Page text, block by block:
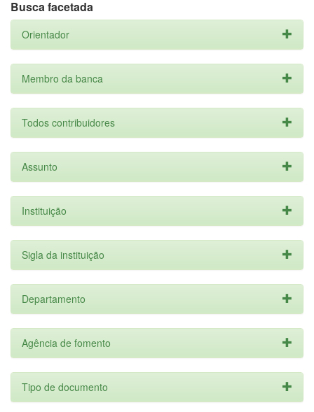
Busca facetada
Orientador
Membro da banca
Todos contribuidores
Assunto
Instituição
Sigla da instituição
Departamento
Agência de fomento
Tipo de documento